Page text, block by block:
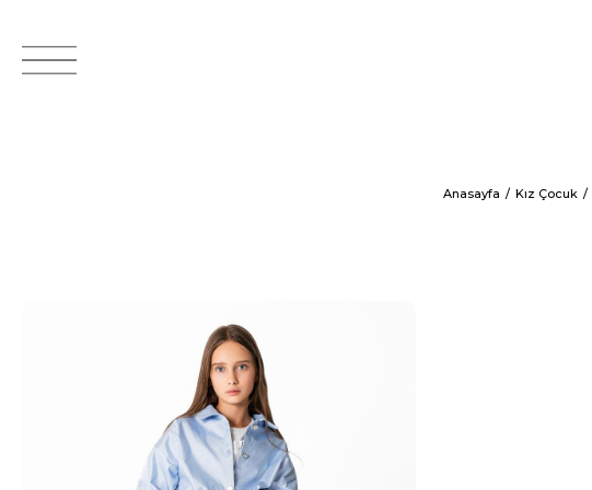
Anasayfa Kız Çocuk